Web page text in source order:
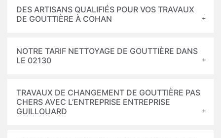
DES ARTISANS QUALIFIÉS POUR VOS TRAVAUX
DE GOUTTIÈRE À COHAN
NOTRE TARIF NETTOYAGE DE GOUTTIÈRE DANS
LE 02130
TRAVAUX DE CHANGEMENT DE GOUTTIÈRE PAS
CHERS AVEC L’ENTREPRISE ENTREPRISE
GUILLOUARD